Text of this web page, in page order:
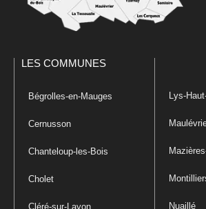
LES COMMUNES
Bégrolles-en-Mauges
Cernusson
Chanteloup-les-Bois
Cholet
Cléré-sur-Layon
Lys-
Nuaillé